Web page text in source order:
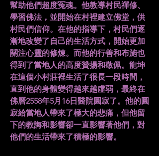
幫助他們超度冤魂。他教導村民禪修、
學習佛法，並開始在村裡建立佛堂，供
村民們信仰。在他的指導下，村民們逐
漸地改變了自己的生活方式，開始更加
關注心靈的修煉。而他的行善和布施也
得到了當地人的高度贊揚和敬佩。龍坤
在這個小村莊裡生活了很長一段時間，
直到他的身體變得越來越虛弱，最終在
佛曆2558年5月16日醫院圓寂了。他的圓
寂給當地人帶來了極大的悲痛，但他留
下的教誨和影響卻一直影響著他們，對
他們的生活帶來了積極的影響。